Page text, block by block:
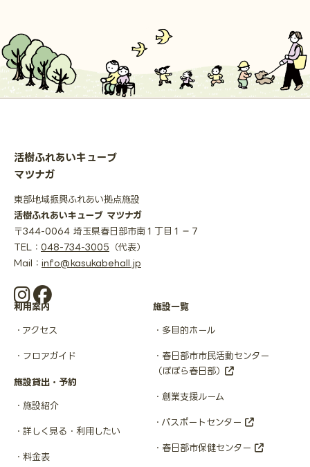
活樹ふれあいキューブ
マツナガ
東部地域振興ふれあい拠点施設
活樹ふれあいキューブ マツナガ
〒344-0064 埼玉県春日部市南１丁目１−７
TEL： 048-734-3005 （代表）
Mail： info@kasukabehall.jp
利用案内
アクセス
フロアガイド
施設貸出・予約
施設紹介
詳しく見る・利用したい
料金表
施設一覧
多目的ホール
春日部市市民活動センター
（ぽぽら春日部）
創業支援ルーム
パスポートセンター
春日部市保健センター